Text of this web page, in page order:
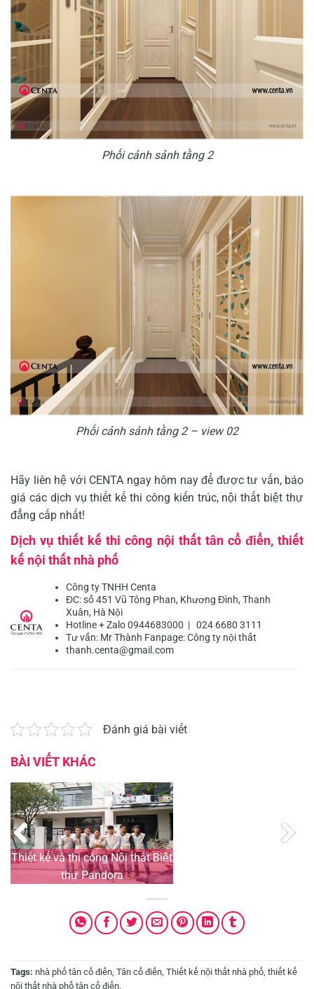
Phối cảnh sảnh tầng 2
Phối cảnh sảnh tầng 2 – view 02
Hãy liên hệ với CENTA ngay hôm nay để được tư vấn, báo
giá các dịch vụthiết kế thi công kiến trúc, nội thất biệt thự
đẳng cấp nhất!
Dịch vụ thiết kế thi công nội thất tân cổ điển, thiết
kế nội thất nhà phố
Công ty TNHH Centa
ĐC: số 451 Vũ Tông Phan, Khương Đình, Thanh
Xuân, Hà Nội
Hotline + Zalo 0944683000 | 024 6680 3111
Tư vấn: Mr Thành Fanpage:Công ty nội thất
thanh.centa@gmail.com
Đánh giá bài viết
BÀI VIẾT KHÁC
Thiết kế và thi công Nội thất Biệt
thự Pandora
Tags: nhà phố tân cổ điển, Tân cổ điển, Thiết kế nội thất nhà phố, thiết kế
nội thất nhà phố tân cổ điển.